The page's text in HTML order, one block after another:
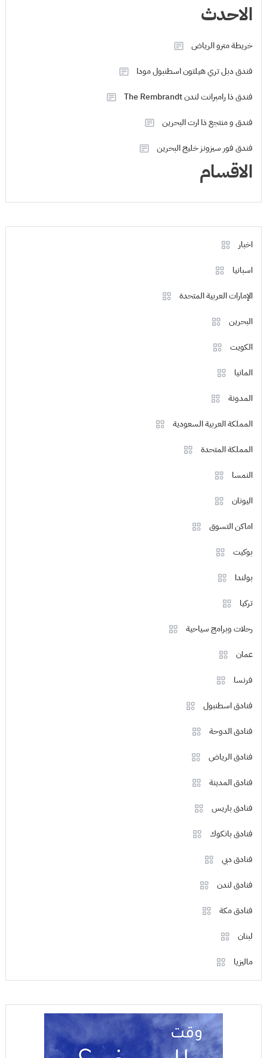
الاحدث
خريطة مترو الرياض
فندق دبل تري هيلتون اسطنبول مودا
فندق ذا رامبرانت لندن The Rembrandt
فندق و منتجع ذا ارت البحرين
فندق فور سيزونز خليج البحرين
الاقسام
اخبار
اسبانيا
الإمارات العربية المتحدة
البحرين
الكويت
المانيا
المدونة
المملكة العربية السعودية
المملكة المتحدة
النمسا
اليونان
اماكن التسوق
بوكيت
بولندا
تركيا
رحلات وبرامج سياحية
عمان
فرنسا
فنادق اسطنبول
فنادق الدوحة
فنادق الرياض
فنادق المدينة
فنادق باريس
فنادق بانكوك
فنادق دبي
فنادق لندن
فنادق مكة
لبنان
ماليزيا